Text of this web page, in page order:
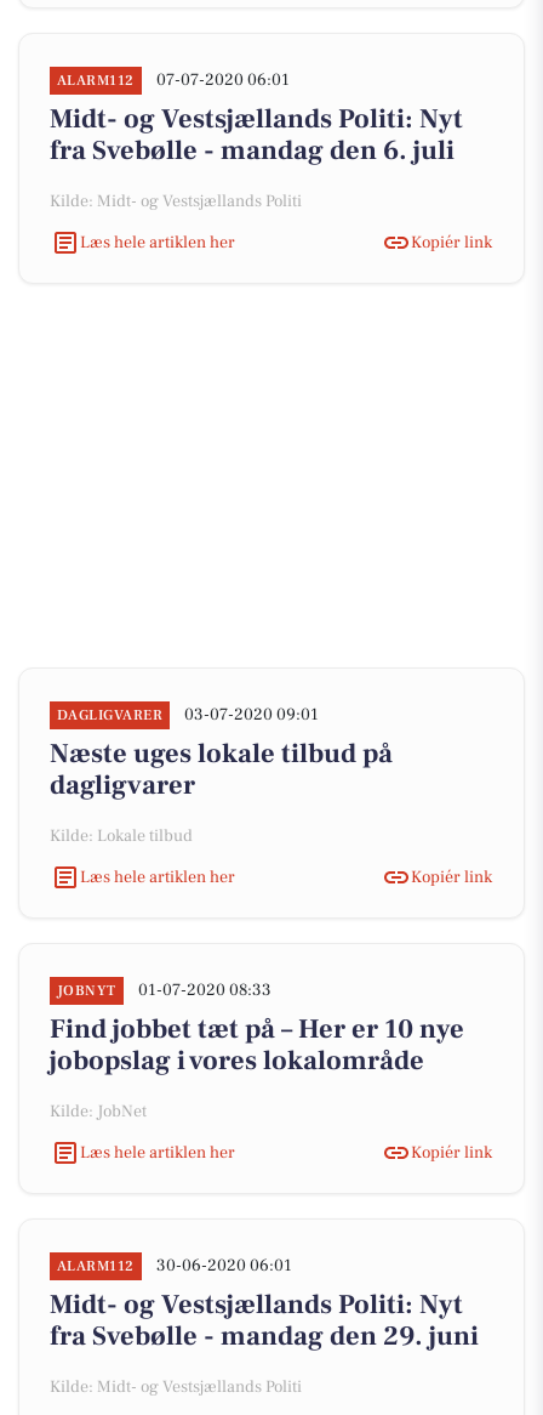
ALARM112 07-07-2020 06:01
Midt- og Vestsjællands Politi: Nyt
fra Svebølle - mandag den 6. juli
Kilde: Midt- og Vestsjællands Politi
Læs hele artiklen her
Kopiér link
DAGLIGVARER 03-07-2020 09:01
Næste uges lokale tilbud på
dagligvarer
Kilde: Lokale tilbud
Læs hele artiklen her
Kopiér link
JOBNYT 01-07-2020 08:33
Find jobbet tæt på – Her er 10 nye
jobopslag i vores lokalområde
Kilde: JobNet
Læs hele artiklen her
Kopiér link
ALARM112 30-06-2020 06:01
Midt- og Vestsjællands Politi: Nyt
fra Svebølle - mandag den 29. juni
Kilde: Midt- og Vestsjællands Politi